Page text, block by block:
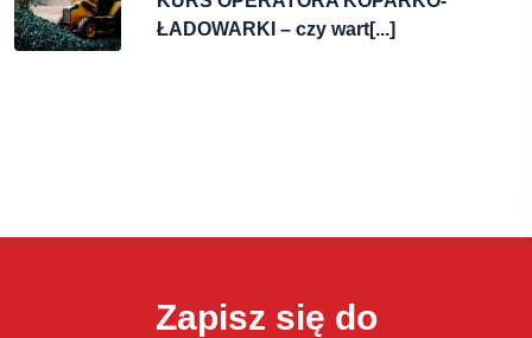
ŁADOWARKI – czy wart[...]
Zapisz się do